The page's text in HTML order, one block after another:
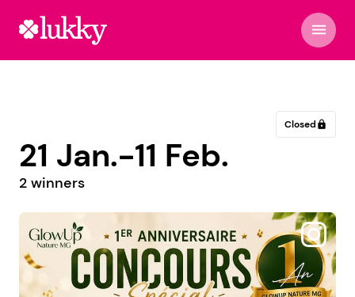
menu
Closed lock
21 Jan.-11 Feb.
2 winners
@color_by_edite